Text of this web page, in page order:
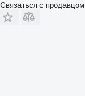
Связаться с продавцом